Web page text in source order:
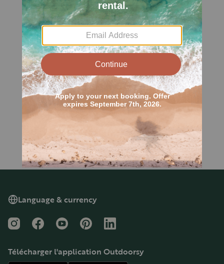
Language & currency
InstagramFacebookYouTubePinterestLinkedIn
Télécharger l'application Outdoorsy